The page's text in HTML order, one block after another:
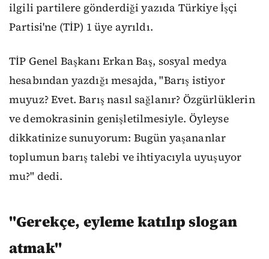
ilgili partilere gönderdiği yazıda Türkiye İşçi
Partisi'ne (TİP) 1 üye ayrıldı.
TİP Genel Başkanı Erkan Baş, sosyal medya
hesabından yazdığı mesajda, "Barış istiyor
muyuz? Evet. Barış nasıl sağlanır? Özgürlüklerin
ve demokrasinin genişletilmesiyle. Öyleyse
dikkatinize sunuyorum: Bugün yaşananlar
toplumun barış talebi ve ihtiyacıyla uyuşuyor
mu?" dedi.
"Gerekçe, eyleme katılıp slogan
atmak"